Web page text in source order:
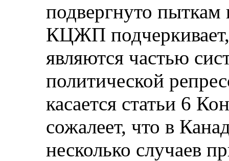
подвергнуто пыткам
КЦЖП
являются частью
политической
касается статьи 6
сожалеет, что в
несколько случаев